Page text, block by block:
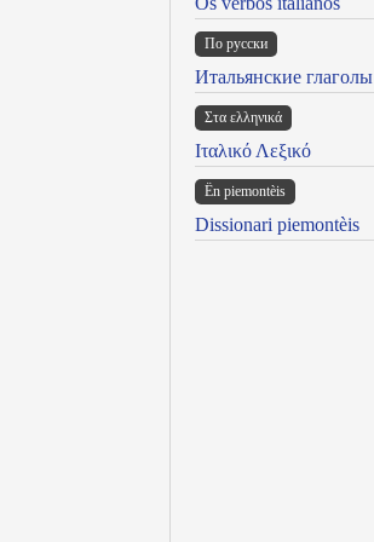
По русски
Итальянские глаголы
Στα ελληνικά
Ιταλικό Λεξικό
Ën piemontèis
Dissionari piemontèis